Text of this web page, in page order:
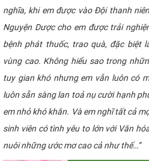
nghĩa, khi em được vào Đội thanh
Nguyện Dược cho em được trải
bệnh phát thuốc, trao quà, đặc biệt
vùng cao. Không hiểu sao trong
tuy gian khó nhưng em vẫn luôn có
luôn sẵn sàng lan toả nụ cười hạnh
em nhỏ khó khăn. Và em nghĩ tất cả
sinh viên có tình yêu to lớn với Văn
nuôi những ước mơ cao cả như thế…”